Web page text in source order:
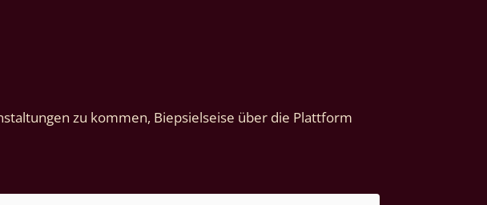
zu kommen, Biepsielseise über die Plattform